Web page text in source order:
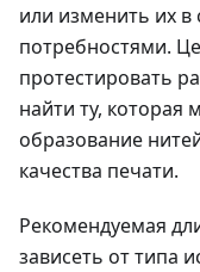
или изменить их в
потребностями.
протестировать
найти ту,
образование
качества печати.
Рекомендуемая
зависеть от типа